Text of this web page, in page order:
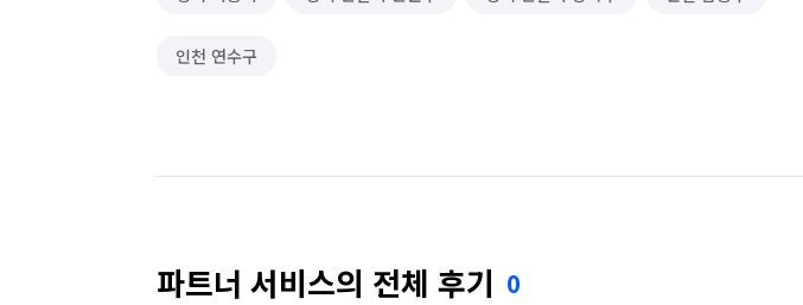
인천 연수구
파트너 서비스의 전체 후기 0